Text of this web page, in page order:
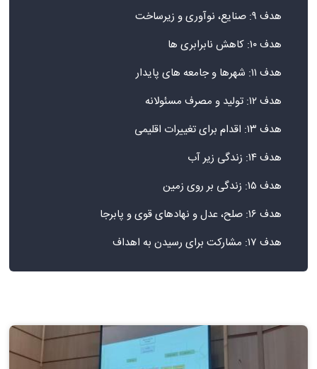
هدف ۹: صنایع، نوآوری و زیرساخت
هدف ۱۰: کاهش نابرابری ها
هدف ۱۱: شهرها و جامعه های پایدار
هدف ۱۲: تولید و مصرف مسئولانه
هدف ۱۳: اقدام برای تغییرات اقلیمی
هدف ۱۴: زندگی زیر آب
هدف ۱۵: زندگی بر روی زمین
هدف ۱۶: صلح، عدل و نهادهای قوی و پابرجا
هدف ۱۷: مشارکت برای رسیدن به اهداف